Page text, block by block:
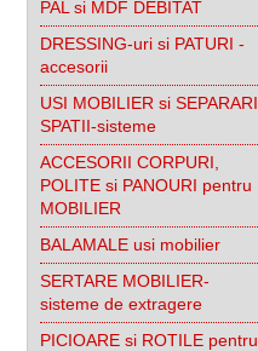
PAL si MDF DEBITAT
DRESSING-uri si PATURI -
accesorii
USI MOBILIER si SEPARARI
SPATII-sisteme
ACCESORII CORPURI,
POLITE si PANOURI pentru
MOBILIER
BALAMALE usi mobilier
SERTARE MOBILIER-
sisteme de extragere
PICIOARE si ROTILE pentru